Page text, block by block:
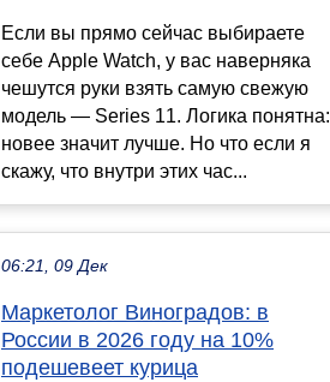
Если вы прямо сейчас выбираете
себе Apple Watch, у вас наверняка
чешутся руки взять самую свежую
модель — Series 11. Логика понятна:
новее значит лучше. Но что если я
скажу, что внутри этих час...
06:21, 09 Дек
Маркетолог Виноградов: в
России в 2026 году на 10%
подешевеет курица